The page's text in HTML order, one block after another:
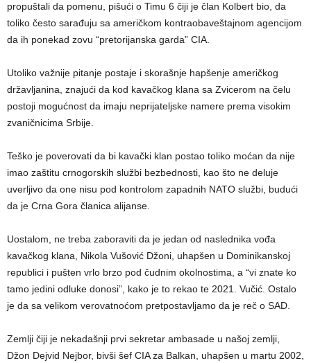
propuštali da pomenu, pišući o Timu 6 čiji je član Kolbert bio, da
toliko često sarađuju sa američkom kontraobaveštajnom agencijom
da ih ponekad zovu “pretorijanska garda” CIA.
Utoliko važnije pitanje postaje i skorašnje hapšenje američkog
državljanina, znajući da kod kavačkog klana sa Zvicerom na čelu
postoji mogućnost da imaju neprijateljske namere prema visokim
zvaničnicima Srbije.
Teško je poverovati da bi kavački klan postao toliko moćan da nije
imao zaštitu crnogorskih službi bezbednosti, kao što ne deluje
uverljivo da one nisu pod kontrolom zapadnih NATO službi, budući
da je Crna Gora članica alijanse.
Uostalom, ne treba zaboraviti da je jedan od naslednika vođa
kavačkog klana, Nikola Vušović Džoni, uhapšen u Dominikanskoj
republici i pušten vrlo brzo pod čudnim okolnostima, a “vi znate ko
tamo jedini odluke donosi”, kako je to rekao te 2021. Vučić. Ostalo
je da sa velikom verovatnoćom pretpostavljamo da je reč o SAD.
Zemlji čiji je nekadašnji prvi sekretar ambasade u našoj zemlji,
Džon Dejvid Nejbor, bivši šef CIA za Balkan, uhapšen u martu 2002,